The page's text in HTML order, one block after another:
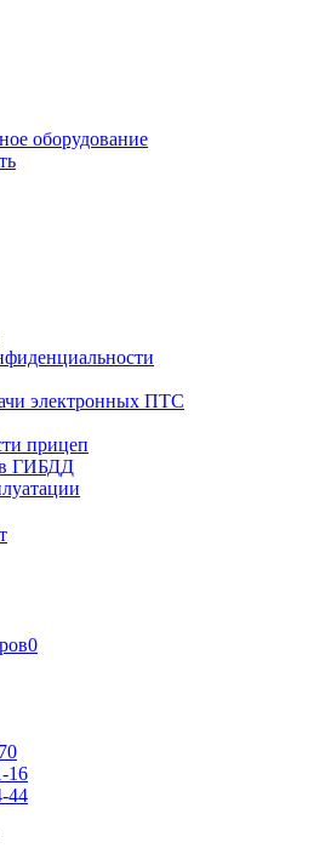
оборудование
электронных ПТС
прицеп
в ГИБДД
0
16
44